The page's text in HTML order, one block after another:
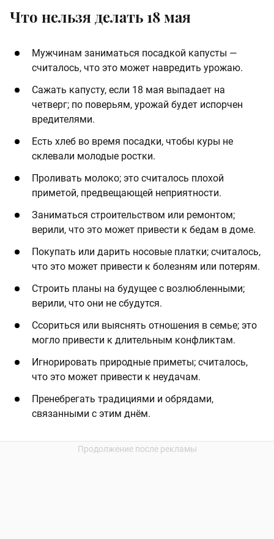
Что нельзя делать 18 мая
Мужчинам заниматься посадкой капусты —
считалось, что это может навредить урожаю.
Сажать капусту, если 18 мая выпадает на
четверг; по поверьям, урожай будет испорчен
вредителями.
Есть хлеб во время посадки, чтобы куры не
склевали молодые ростки.
Проливать молоко; это считалось плохой
приметой, предвещающей неприятности.
Заниматься строительством или ремонтом;
верили, что это может привести к бедам в доме.
Покупать или дарить носовые платки; считалось,
что это может привести к болезням или потерям.
Строить планы на будущее с возлюбленными;
верили, что они не сбудутся.
Ссориться или выяснять отношения в семье; это
могло привести к длительным конфликтам.
Игнорировать природные приметы; считалось,
что это может привести к неудачам.
Пренебрегать традициями и обрядами,
связанными с этим днём.